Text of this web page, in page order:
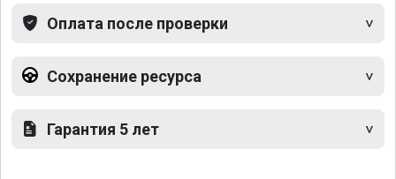
Оплата после проверки
Сохранение ресурса
Гарантия 5 лет